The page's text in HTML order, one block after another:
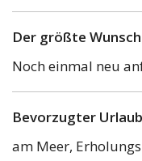
Der größte
Noch einmal neu
Bevorzugter
am Meer,